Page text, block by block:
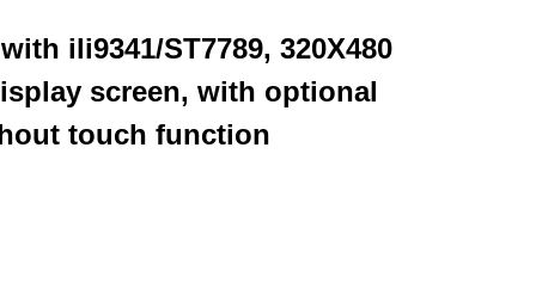
ili9341/ST7789, 320X480
screen, with optional
touch function